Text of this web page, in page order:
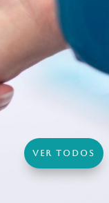
VER TODOS